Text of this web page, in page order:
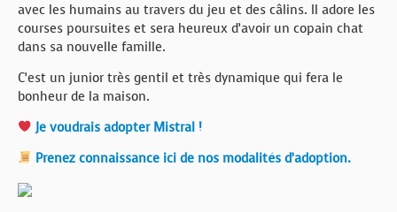
avec les humains au travers du jeu et des câlins. Il adore les
courses poursuites et sera heureux d’avoir un copain chat
dans sa nouvelle famille.
C’est un junior très gentil et très dynamique qui fera le
bonheur de la maison.
Je voudrais adopter Mistral !
Prenez connaissance ici de nos modalités d’adoption.